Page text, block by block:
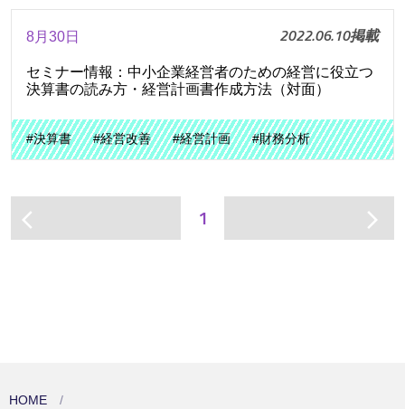
8月30日 2022.06.10掲載
セミナー情報：中小企業経営者のための経営に役立つ
決算書の読み方・経営計画書作成方法（対面）
#決算書 #経営改善 #経営計画 #財務分析
arrow_back_ios 1 arrow_forward_ios
HOME